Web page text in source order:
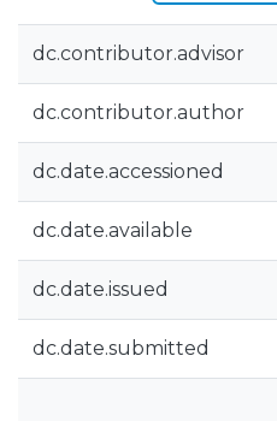
dc.contributor.advisor
dc.contributor.author
dc.date.accessioned
dc.date.available
dc.date.issued
dc.date.submitted